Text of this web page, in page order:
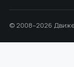
© 2008–2026